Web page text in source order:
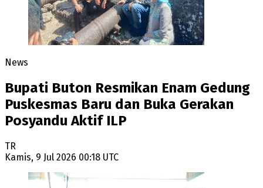
News
Bupati Buton Resmikan Enam Gedung
Puskesmas Baru dan Buka Gerakan
Posyandu Aktif ILP
TR
Kamis, 9 Jul 2026 00:18 UTC